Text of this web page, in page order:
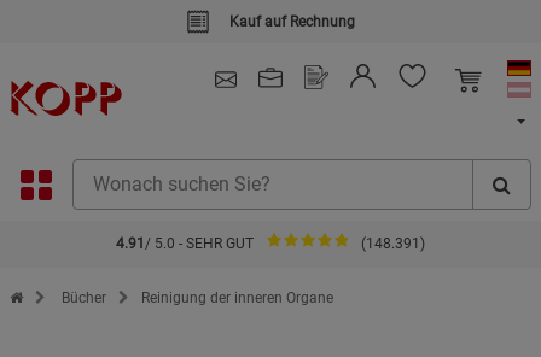
Kauf auf Rechnung
4.91 / 5.0 - SEHR GUT (148.391)
Zur Startseite des Kopp Verlag Online-Shop
Bücher Reinigung der inneren Organe